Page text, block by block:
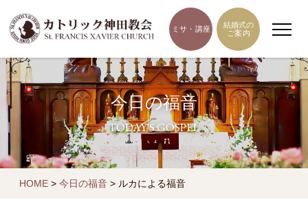
ミサ・講座
結婚式の
ご案内
今日の福音
TODAY'S GOSPEL
HOME > 今日の福音 > ルカによる福音